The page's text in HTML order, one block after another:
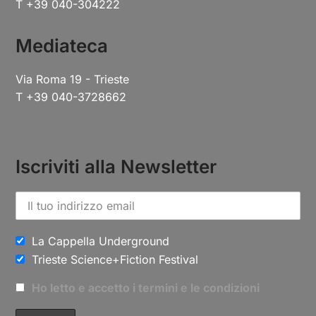
T +39 040-304222
Mediateca
Via Roma 19 - Trieste
T +39 040-3728662
Iscriviti alla Newsletter
La Cappella Underground
Trieste Science+Fiction Festival
Ho letto e accetto i termini e le condizioni